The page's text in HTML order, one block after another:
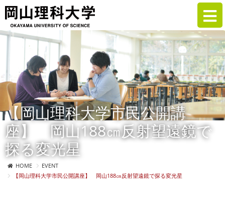
【岡山理科大学市民公開講
座】 岡山188㎝反射望遠鏡で
探る変光星
HOME
EVENT
【岡山理科大学市民公開講座】 岡山188㎝反射望遠鏡で探る変光星